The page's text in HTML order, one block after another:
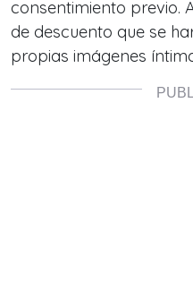
consentimiento previo.
de descuento que se
propias imágenes